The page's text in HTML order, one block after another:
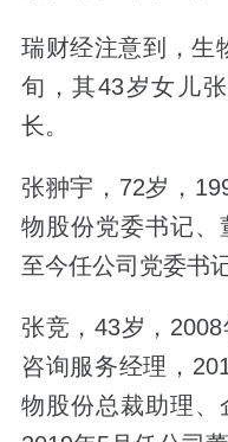
瑞财经注意到，生
旬，其43岁女儿
长。
张翀宇，72岁，
物股份党委书记、
至今任公司党委书
张竞，43岁，
咨询服务经理，
物股份总裁助理、